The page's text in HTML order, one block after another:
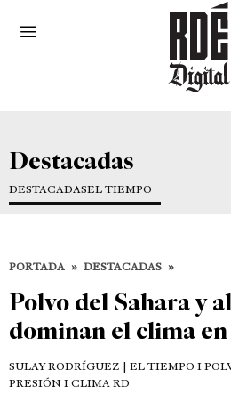
Destacadas
DESTACADASEL TIEMPO
PORTADA » DESTACADAS »
Polvo del Sahara y
dominan el clima
SULAY RODRÍGUEZ | EL TIEMPO I
PRESIÓN I CLIMA RD